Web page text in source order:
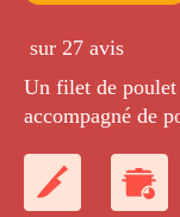
sur 27 avis
Un filet de poulet
accompagné de